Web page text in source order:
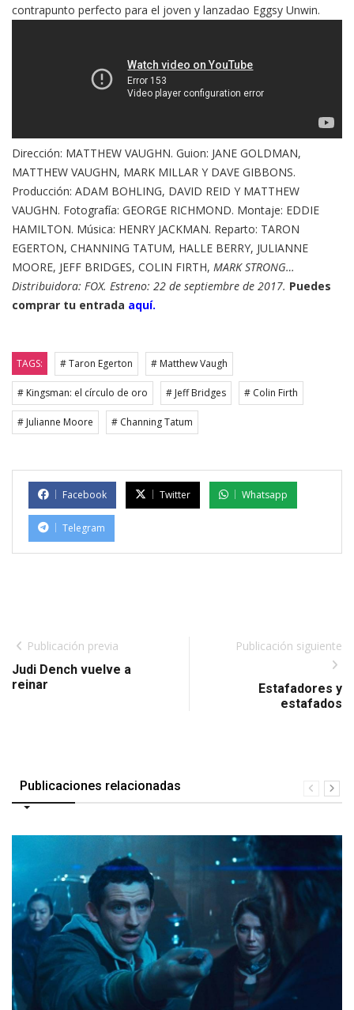
contrapunto perfecto para el joven y lanzadao Eggsy Unwin.
Dirección: MATTHEW VAUGHN. Guion: JANE GOLDMAN,
MATTHEW VAUGHN, MARK MILLAR Y DAVE GIBBONS.
Producción: ADAM BOHLING, DAVID REID Y MATTHEW
VAUGHN. Fotografía: GEORGE RICHMOND. Montaje: EDDIE
HAMILTON. Música: HENRY JACKMAN. Reparto: TARON
EGERTON, CHANNING TATUM, HALLE BERRY, JULIANNE
MOORE, JEFF BRIDGES, COLIN FIRTH, MARK STRONG…
Distribuidora: FOX. Estreno: 22 de septiembre de 2017. Puedes
comprar tu entrada aquí.
TAGS: # Taron Egerton # Matthew Vaugh
# Kingsman: el círculo de oro # Jeff Bridges # Colin Firth
# Julianne Moore # Channing Tatum
Facebook Twitter Whatsapp
Telegram
Publicación previa
Judi Dench vuelve a
reinar
Publicación siguiente
Estafadores y
estafados
Publicaciones relacionadas